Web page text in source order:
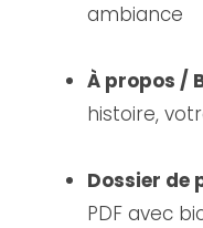
ambiance
À propos /
histoire,
Dossier de
PDF avec